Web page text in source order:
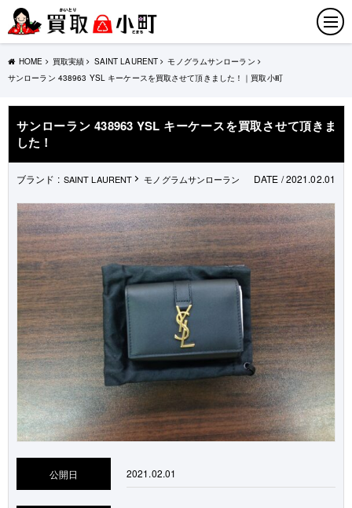
HOME 買取実績 SAINT LAURENT
モノグラムサンローラン
サンローラン 438963 YSL キーケースを買取させて頂きました！｜買取小町
サンローラン 438963 YSL キーケースを買取させて頂きま
した！
ブランド : SAINT LAURENT モノグラムサンローラン DATE / 2021.02.01
公開日 2021.02.01